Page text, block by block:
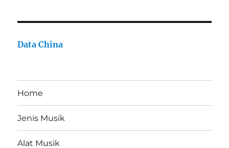
Data China
Home
Jenis Musik
Alat Musik